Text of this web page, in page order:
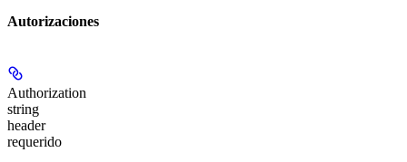
Autorizaciones
Authorization
string
header
requerido